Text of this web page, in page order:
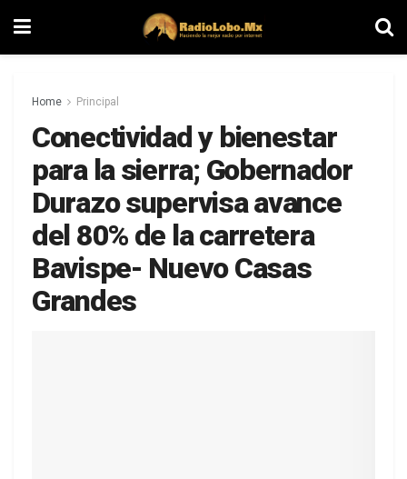
Home Principal
Conectividad y bienestar
para la sierra; Gobernador
Durazo supervisa avance
del 80% de la carretera
Bavispe- Nuevo Casas
Grandes